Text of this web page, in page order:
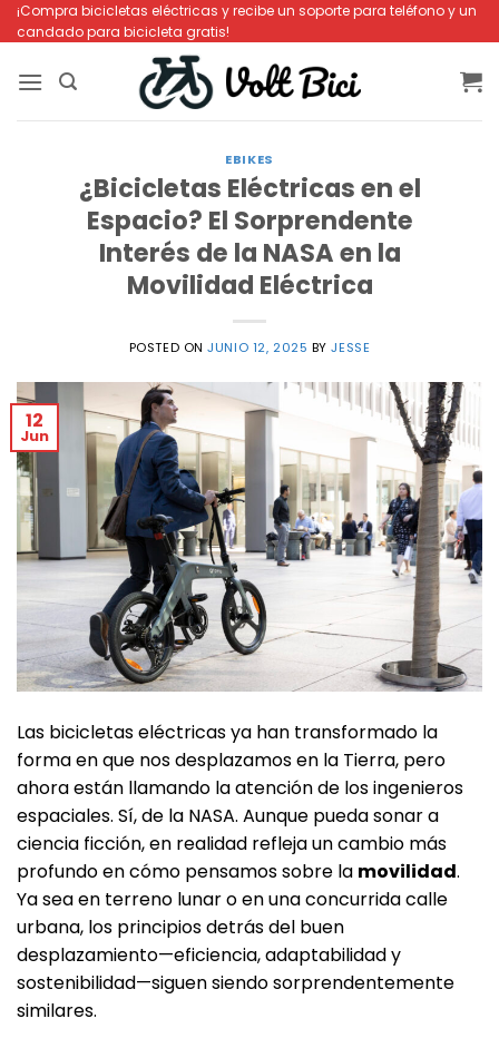
Saltar
al
contenido
¡Compra bicicletas eléctricas y recibe un soporte para teléfono y un
candado para bicicleta gratis!
EBIKES
¿Bicicletas Eléctricas en el
Espacio? El Sorprendente
Interés de la NASA en la
Movilidad Eléctrica
POSTED ONJUNIO 12, 2025 BYJESSE
12
Jun
Las bicicletas eléctricas ya han transformado la
forma en que nos desplazamos en la Tierra, pero
ahora están llamando la atención de los ingenieros
espaciales. Sí, de la NASA. Aunque pueda sonar a
ciencia ficción, en realidad refleja un cambio más
profundo en cómo pensamos sobre la movilidad.
Ya sea en terreno lunar o en una concurrida calle
urbana, los principios detrás del buen
desplazamiento—eficiencia, adaptabilidad y
sostenibilidad—siguen siendo sorprendentemente
similares.